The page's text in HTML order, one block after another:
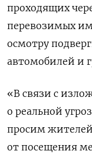
проходящих
перевозимых
осмотру
автомобилей и
«В связи с
о реальной
просим жителей
от посещения